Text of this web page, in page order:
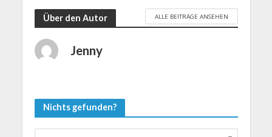
Über den Autor ALLE BEITRÄGE ANSEHEN
Jenny
Nichts gefunden?